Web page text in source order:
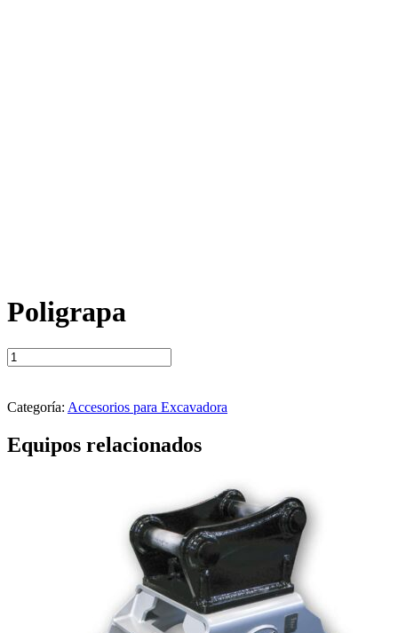
Poligrapa
Poligrapa
cantidad
Categoría: Accesorios para Excavadora
Equipos relacionados